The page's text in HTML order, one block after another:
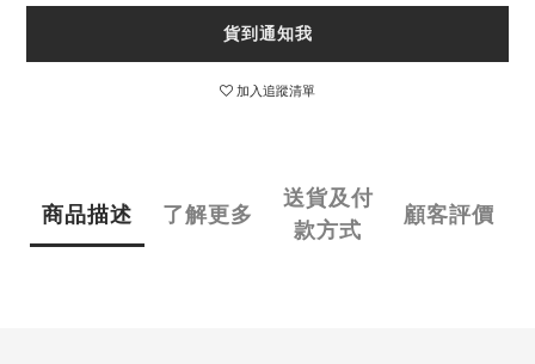
貨到通知我
加入追蹤清單
商品描述 了解更多
送貨及付
款方式
顧客評價